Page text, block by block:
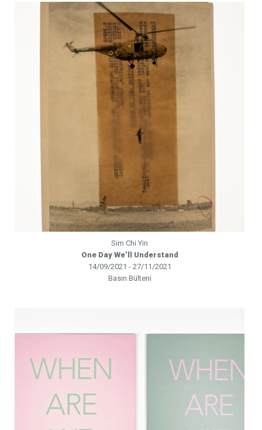
Sim Chi Yin
One Day We’ll Understand
14/09/2021 - 27/11/2021
Basın Bülteni